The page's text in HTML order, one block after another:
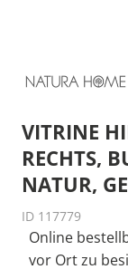
VITRINE
RECHTS,
NATUR,
ID 117779
Online
vor Ort zu